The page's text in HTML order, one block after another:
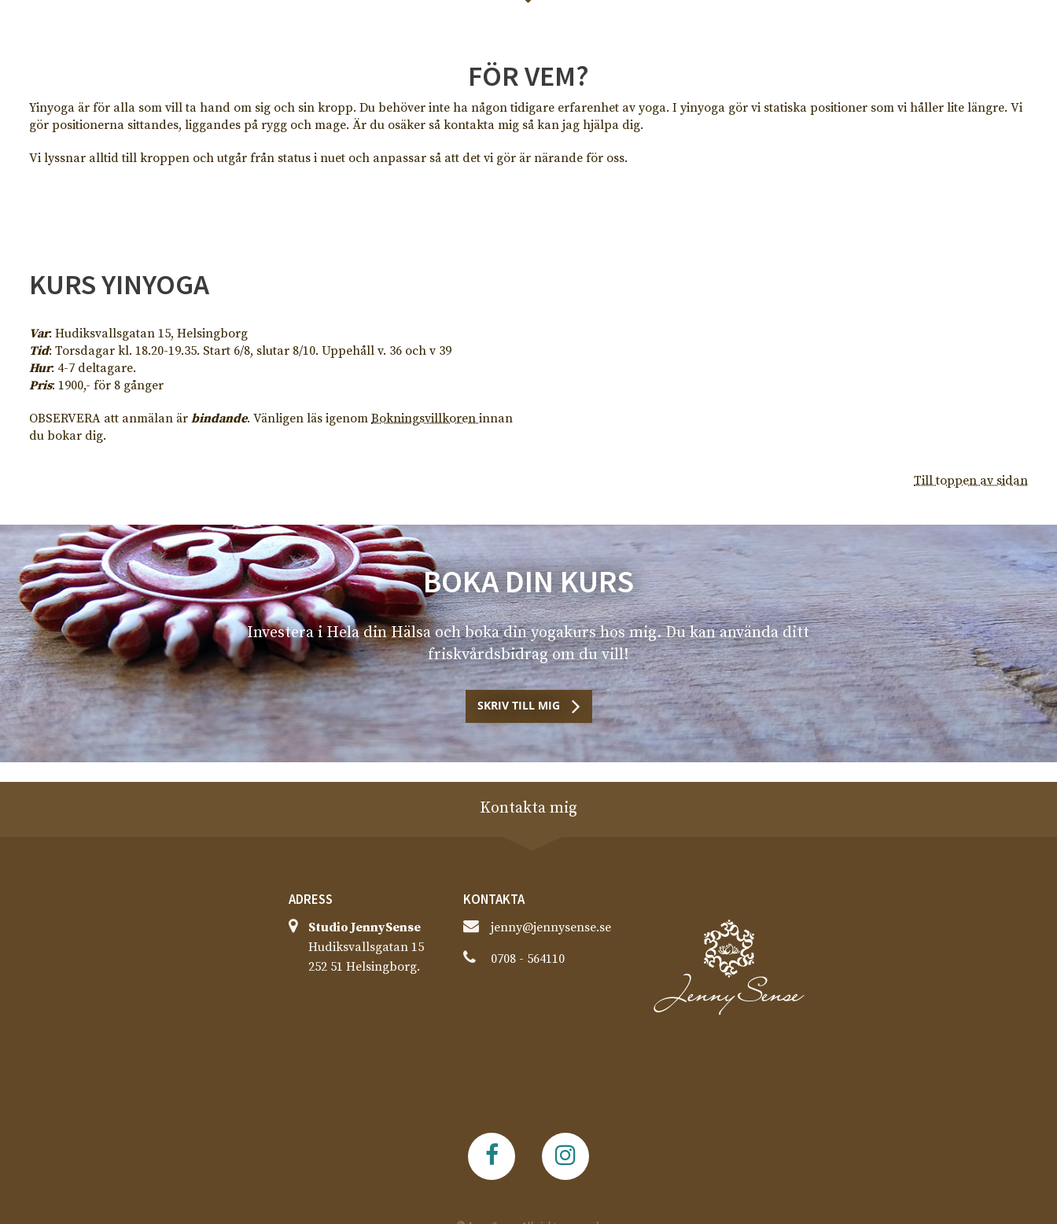
Övningarna görs på matta och vi tar hjälp at probs såsom bolster, kuddar, filt, klossar mm. Vi lyssnar på vår kropp och tar hänsyn till våra begränsningar och modifierar
FÖR VEM?
Yinyoga är för alla som vill ta hand om sig och sin kropp. Du behöver inte ha någon tidigare erfarenhet av yoga. I yinyoga gör vi statiska positioner som vi håller lite längre. Vi
gör positionerna sittandes, liggandes på rygg och mage. Är du osäker så kontakta mig så kan jag hjälpa dig.
Vi lyssnar alltid till kroppen och utgår från status i nuet och anpassar så att det vi gör är närande för oss.
KURS YINYOGA
Var: Hudiksvallsgatan 15, Helsingborg
Tid: Torsdagar kl. 18.20-19.35. Start 6/8, slutar 8/10. Uppehåll v. 36 och v 39
Hur: 4-7 deltagare.
Pris: 1900,- för 8 gånger
OBSERVERA att anmälan är bindande. Vänligen läs igenom Bokningsvillkoren innan
du bokar dig.
Till toppen av sidan
BOKA DIN KURS
Investera i Hela din Hälsa och boka din yogakurs hos mig. Du kan använda ditt
friskvårdsbidrag om du vill!
SKRIV TILL MIG
Kontakta mig
ADRESS
Studio JennySense​
Hudiksvallsgatan 15
252 51 Helsingborg.
KONTAKTA
jenny@jennysense.se
0708 - 564110